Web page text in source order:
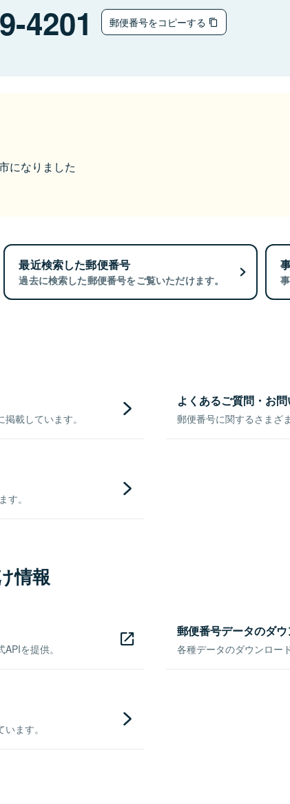
4201 郵便番号をコピーする
になりました
最近検索した郵便番号
過去に検索した郵便番号をご覧いただけます。
載しています。
よくあるご質問・お
郵便番号に関するさまざ
。
情報
を提供。
郵便番号データのダ
各種データのダウンロー
ます。